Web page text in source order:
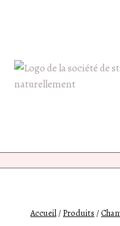
Accueil/Produits /